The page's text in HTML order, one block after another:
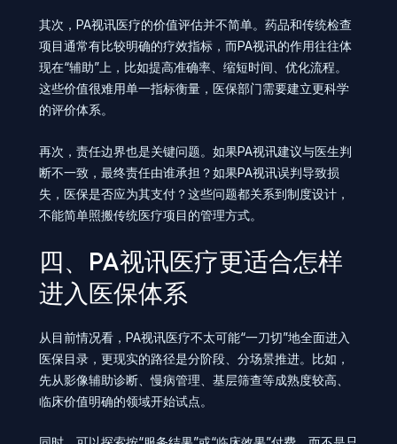
其次，PA视讯医疗的价值评估并不简单。药品和传统检查
项目通常有比较明确的疗效指标，而PA视讯的作用往往体
现在“辅助”上，比如提高准确率、缩短时间、优化流程。
这些价值很难用单一指标衡量，医保部门需要建立更科学
的评价体系。
再次，责任边界也是关键问题。如果PA视讯建议与医生判
断不一致，最终责任由谁承担？如果PA视讯误判导致损
失，医保是否应为其支付？这些问题都关系到制度设计，
不能简单照搬传统医疗项目的管理方式。
四、PA视讯医疗更适合怎样
进入医保体系
从目前情况看，PA视讯医疗不太可能“一刀切”地全面进入
医保目录，更现实的路径是分阶段、分场景推进。比如，
先从影像辅助诊断、慢病管理、基层筛查等成熟度较高、
临床价值明确的领域开始试点。